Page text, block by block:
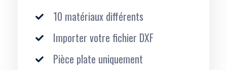
10 matériaux différents
Importer votre fichier DXF
Pièce plate uniquement